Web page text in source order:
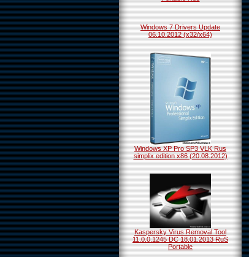
Windows 7 Drivers Update
06.10.2012 (x32/x64)
Windows XP Pro SP3 VLK Rus
simplix edition x86 (20.08.2012)
Kaspersky Virus Removal Tool
11.0.0.1245 DC 18.01.2013 RuS
Portable